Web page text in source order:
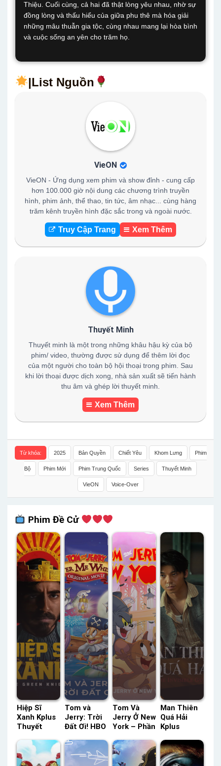
Thiệu. Cuối cùng, cả hai đã thật lòng yêu nhau, nhờ sự
đồng lòng và thấu hiểu của giữa phu thê mà hóa giải
những mâu thuẫn gia tộc, cùng nhau mang lại hòa bình
và cuộc sống an yên cho trăm họ.
|List Nguồn
VieON
VieON - Ứng dụng xem phim và show đỉnh - cung cấp
hơn 100.000 giờ nội dung các chương trình truyền
hình, phim ảnh, thể thao, tin tức, âm nhạc... cùng hàng
trăm kênh truyền hình đặc sắc trong và ngoài nước.
Truy Cập Trang Xem Thêm
Thuyết Minh
Thuyết minh là một trong những khâu hậu kỳ của bộ
phim/ video, thường được sử dụng để thêm lời đọc
của một người cho toàn bộ hội thoại trong phim. Sau
khi lời thoại được dịch xong, nhà sản xuất sẽ tiến hành
thu âm và ghép lời thuyết minh.
Xem Thêm
Từ khóa: 2025 Bản Quyền Chiết Yêu Khom Lưng Phim
Bộ Phim Mới Phim Trung Quốc Series Thuyết Minh
VieON Voice-Over
Phim Đề Cử
Hiệp Sĩ
Xanh Kplus
Thuyết
Status: HD
Thuyết
Minh
Tom và
Jerry: Trời
Đất Ơi! HBO
Minh –
Status: HD
Tom Và
Jerry Ở New
York – Phần
Thuyết
Minh –
Status: 06 /
Man Thiên
Quá Hải
Kplus
Minh –
Status: HD
Thuyết